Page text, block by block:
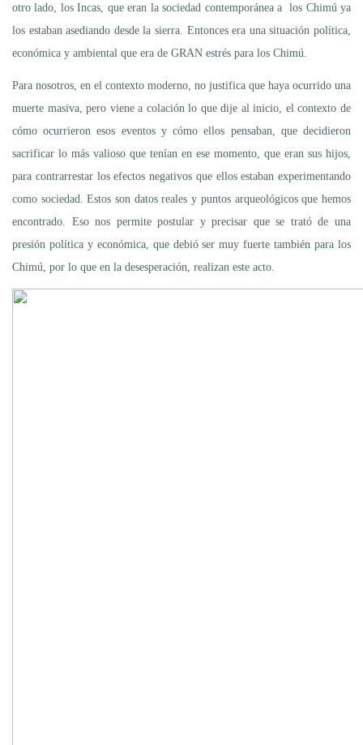
otro lado, los Incas, que eran la sociedad contemporánea a los Chimú ya
los estaban asediando desde la sierra. Entonces era una situación política,
económica y ambiental que era de GRAN estrés para los Chimú.
Para nosotros, en el contexto moderno, no justifica que haya ocurrido una
muerte masiva, pero viene a colación lo que dije al inicio, el contexto de
cómo ocurrieron esos eventos y cómo ellos pensaban, que decidieron
sacrificar lo más valioso que tenían en ese momento, que eran sus hijos,
para contrarrestar los efectos negativos que ellos estaban experimentando
como sociedad. Estos son datos reales y puntos arqueológicos que hemos
encontrado. Eso nos permite postular y precisar que se trató de una
presión política y económica, que debió ser muy fuerte también para los
Chimú, por lo que en la desesperación, realizan este acto.